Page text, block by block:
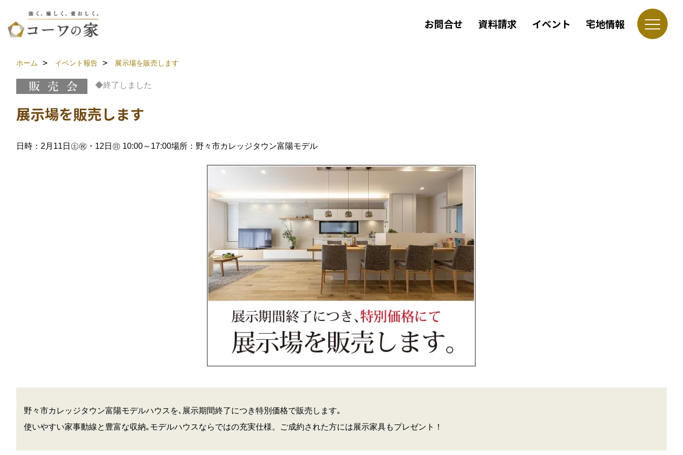
お問合せ 資料請求 イベント 宅地情報
ホーム イベント報告 展示場を販売します
◆終了しました
展示場を販売します
日時：2月11日㊏㊗・12日㊐ 10:00～17:00場所：野々市カレッジタウン富陽モデル
野々市カレッジタウン富陽モデルハウスを､展示期間終了につき特別価格で販売します｡
使いやすい家事動線と豊富な収納｡モデルハウスならではの充実仕様。ご成約された方には展示家具もプレゼント！